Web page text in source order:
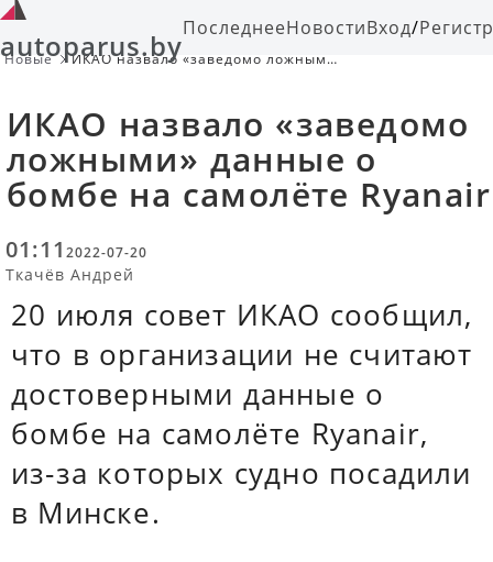
autoparus.byПоследнееНовостиВход/
Новые
ИКАО назвало «заведомо ложными»
ИКАО назвало «заведомо
ложными» данные о
бомбе на самолёте Ryanair
01:11 2022-07-20
Ткачёв Андрей
20 июля совет ИКАО сообщил,
что в организации не считают
достоверными данные о
бомбе на самолёте Ryanair,
из-за которых судно посадили
в Минске.